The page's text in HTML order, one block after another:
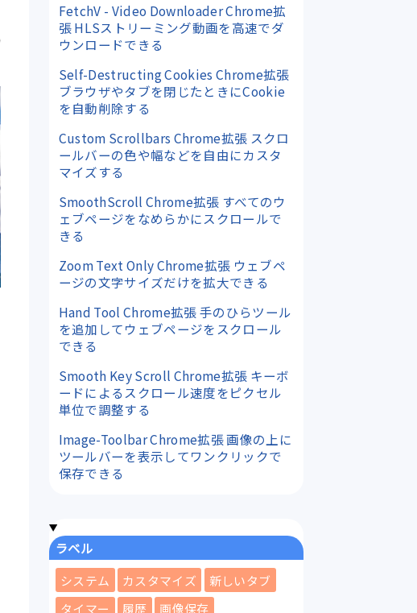
FetchV - Video Downloader Chrome拡
張 HLSストリーミング動画を高速でダ
ウンロードできる
Self-Destructing Cookies Chrome拡張
ブラウザやタブを閉じたときにCookie
を自動削除する
Custom Scrollbars Chrome拡張 スクロ
ールバーの色や幅などを自由にカスタ
マイズする
SmoothScroll Chrome拡張 すべてのウ
ェブページをなめらかにスクロールで
きる
Zoom Text Only Chrome拡張 ウェブペ
ージの文字サイズだけを拡大できる
Hand Tool Chrome拡張 手のひらツール
を追加してウェブページをスクロール
できる
Smooth Key Scroll Chrome拡張 キーボ
ードによるスクロール速度をピクセル
単位で調整する
Image-Toolbar Chrome拡張 画像の上に
ツールバーを表示してワンクリックで
保存できる
ラベル
システム カスタマイズ
新しいタブ
タイマー
履歴
画像保存